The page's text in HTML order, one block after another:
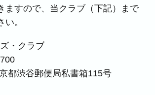
ますので、当クラブ（下記）まで
い。
・クラブ
都渋谷郵便局私書箱115号